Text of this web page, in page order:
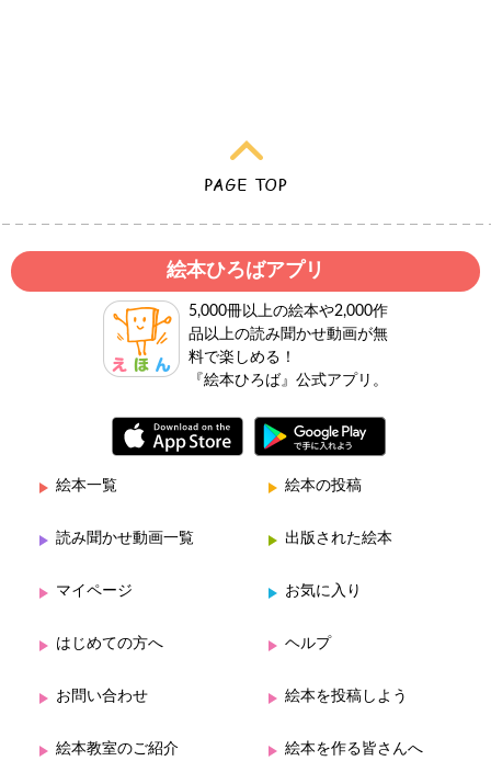
絵本ひろばアプリ
5,000冊以上の絵本や2,000作
品以上の読み聞かせ動画が無
料で楽しめる！
『絵本ひろば』公式アプリ。
絵本一覧 絵本の投稿
読み聞かせ動画一覧 出版された絵本
マイページ お気に入り
はじめての方へ ヘルプ
お問い合わせ 絵本を投稿しよう
絵本教室のご紹介 絵本を作る皆さんへ